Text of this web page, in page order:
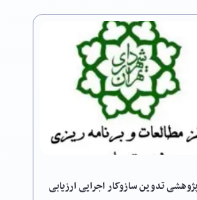
برای مصارف حوزه عملکردی...
تدوین سازوکار اجرایی ارزیابی